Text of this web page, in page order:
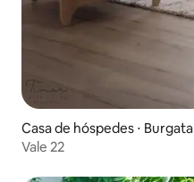
Casa de hóspedes ⋅ Burgata
Vale 22